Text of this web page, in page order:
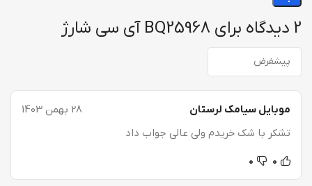
2 دیدگاه برای BQ25968 آی سی شارژ
موبایل سیامک لرستان
28 بهمن 1403
تشکر با شک خریدم ولی عالی جواب داد
0
0